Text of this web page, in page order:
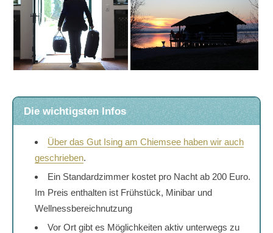
Die wichtigsten Infos
Über das Gut Ising am Chiemsee haben wir auch
geschrieben.
Ein Standardzimmer kostet pro Nacht ab 200 Euro.
Im Preis enthalten ist Frühstück, Minibar und
Wellnessbereichnutzung
Vor Ort gibt es Möglichkeiten aktiv unterwegs zu